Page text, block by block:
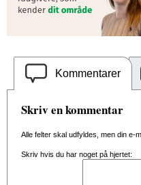
Kommentarer
Skriv en kommentar
Alle felter skal udfyldes, men din e-
Skriv hvis du har noget på hjertet: